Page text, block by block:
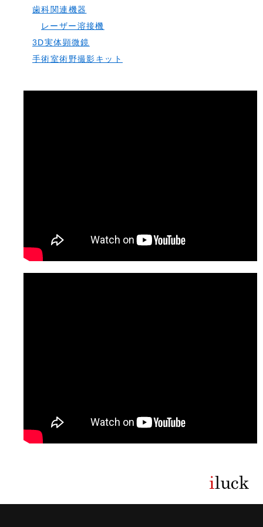
歯科関連機器
レーザー溶接機
3D実体顕微鏡
手術室術野撮影キット